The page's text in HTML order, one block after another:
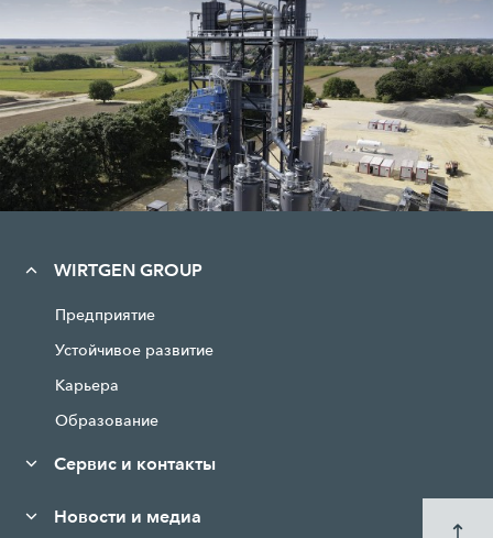
WIRTGEN GROUP
Предприятие
Устойчивое развитие
Карьера
Образование
Сервис и контакты
Новости и медиа